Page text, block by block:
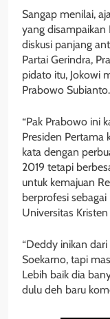
Sangap menilai,
yang disampaikan
diskusi panjang
Partai Gerindra,
pidato itu, Jokowi
Prabowo Subianto.
“Pak Prabowo ini
Presiden Pertama
kata dengan
2019 tetapi
untuk kemajuan
berprofesi
Universitas
“Deddy inikan
Soekarno, tapi
Lebih baik dia
dulu deh baru